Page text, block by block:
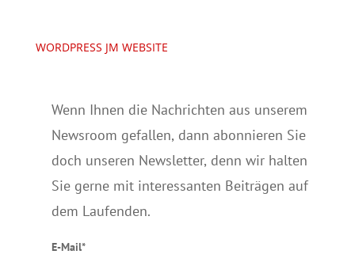
WORDPRESS JM WEBSITE
Wenn Ihnen die Nachrichten aus unserem
Newsroom gefallen, dann abonnieren Sie
doch unseren Newsletter, denn wir halten
Sie gerne mit interessanten Beiträgen auf
dem Laufenden.
E-Mail*